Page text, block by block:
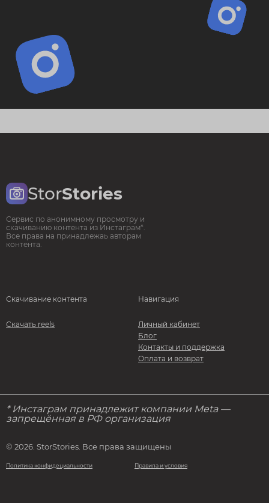
StorStories
Сервис по анонимному просмотру и
скачиванию контента из Инстаграм*.
Все права на принадлежаь авторам
контента.
Скачивание контента
Скачать reels
Навигация
Личный кабинет
Блог
Контакты и поддержка
Оплата и возврат
* Инстаграм принадлежит компании Meta —
запрещённая в РФ организация
© 2026. StorStories. Все права защищены
Политика конфидециальности Правила и условия